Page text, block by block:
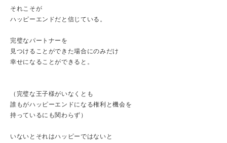
それこそが
ハッピーエンドだと信じている。
完璧なパートナーを
見つけることができた場合にのみだけ
幸せになることができると。
（完璧な王子様がいなくとも
誰もがハッピーエンドになる権利と機会を
持っているにも関わらず）
いないとそれはハッピーではないと